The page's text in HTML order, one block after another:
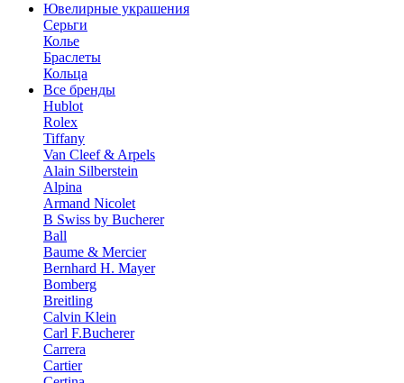
Ювелирные украшения
Серьги
Колье
Браслеты
Кольца
Все бренды
Hublot
Rolex
Tiffany
Van Cleef & Arpels
Alain Silberstein
Alpina
Armand Nicolet
B Swiss by Bucherer
Ball
Baume & Mercier
Bernhard H. Mayer
Bomberg
Breitling
Calvin Klein
Carl F.Bucherer
Carrera
Cartier